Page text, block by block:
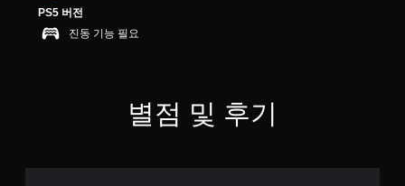
PS5 버전
진동 기능 필요
별점 및 후기